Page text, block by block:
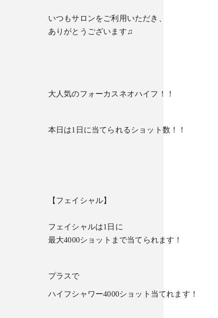
いつもサロンをご利用いただき、
ありがとうございます♫
大人気のフォーカスネオハイフ！！
本日は1日に当てられるショット数！！
【フェイシャル】
フェイシャルは1日に
最大4000ショットまで当てられます！
プラスで
ハイフシャワー4000ショット当てれます！